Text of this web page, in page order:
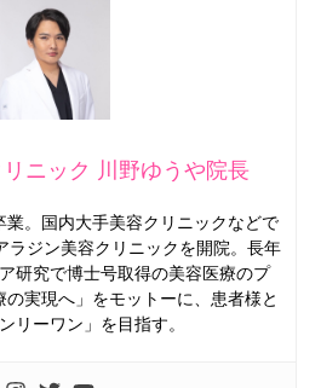
ニック 川野ゆうや院長
業。国内大手美容クリニックなどで
ラジン美容クリニックを開院。長年
研究で博士号取得の美容医療のプ
実現へ」をモットーに、患者様と
リーワン」を目指す。